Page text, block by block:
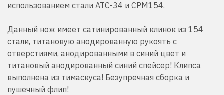
использованием стали АТС-34 и CPM154.
Данный нож имеет сатинированный клинок из 154
стали, титановую анодированную рукоять с
отверстиями, анодированными в синий цвет и
титановый анодированный синий спейсер! Клипса
выполнена из тимаскуса! Безупречная сборка и
пушечный флип!